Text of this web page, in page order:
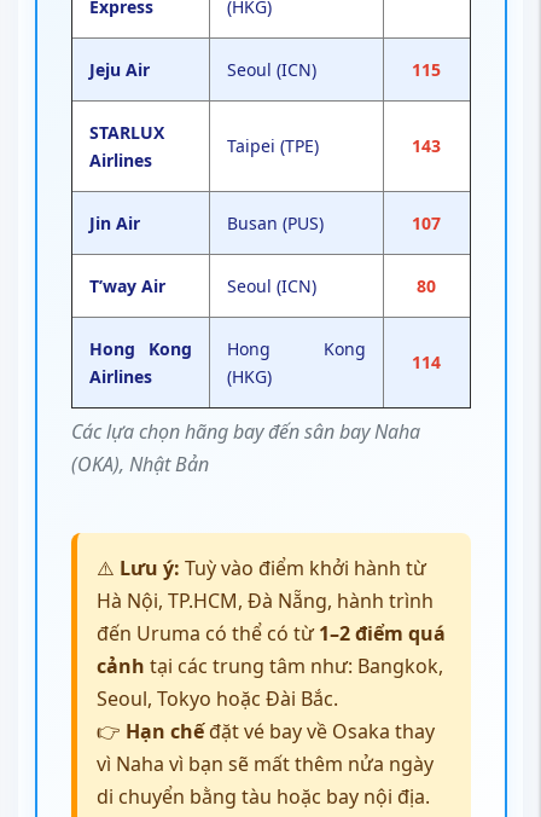
Các lựa chọn hãng bay đến sân bay Naha
(OKA), Nhật Bản
Express (HKG)
Jeju Air Seoul (ICN) 115
STARLUX
Airlines
Taipei (TPE) 143
Jin Air Busan (PUS) 107
T’way Air Seoul (ICN) 80
Hong Kong
Airlines
Hong Kong
(HKG)
114
⚠️ Lưu ý: Tuỳ vào điểm khởi hành từ
Hà Nội, TP.HCM, Đà Nẵng, hành trình
đến Uruma có thể có từ1–2 điểm quá
cảnh tại các trung tâm như: Bangkok,
Seoul, Tokyo hoặc Đài Bắc.
👉 Hạn chếđặt vé bay về Osaka thay
vì Naha vì bạn sẽ mất thêm nửa ngày
di chuyển bằng tàu hoặc bay nội địa.